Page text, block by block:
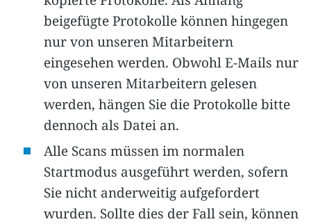
beigefügte Protokolle können hingegen
nur von unseren Mitarbeitern
eingesehen werden. Obwohl E-Mails nur
von unseren Mitarbeitern gelesen
werden, hängen Sie die Protokolle bitte
dennoch als Datei an.
Alle Scans müssen im normalen
Startmodus ausgeführt werden, sofern
Sie nicht anderweitig aufgefordert
wurden. Sollte dies der Fall sein, können